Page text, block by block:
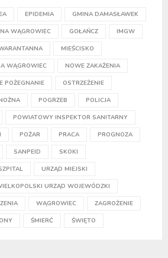
EPIDEMIA GMINA DAMASŁAWEK
WĄGROWIEC GOŁAŃCZ IMGW
MIEŚCISKO
WĄGROWIEC NOWE ZAKAŻENIA
POŻEGNANIE OSTRZEŻENIE
POGRZEB POLICJA
POWIATOWY INSPEKTOR SANITARNY
POŻAR PRACA PROGNOZA
SANPEID SKOKI
URZĄD MIEJSKI
URZĄD WOJEWÓDZKI
WĄGROWIEC ZAGROŻENIE
ŚMIERĆ ŚWIĘTO